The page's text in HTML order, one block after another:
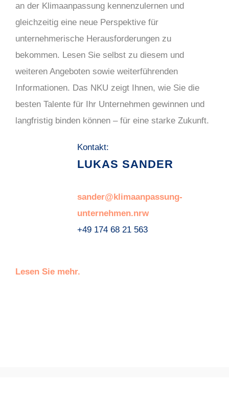
an der Klimaanpassung kennenzulernen und
gleichzeitig eine neue Perspektive für
unternehmerische Herausforderungen zu
bekommen. Lesen Sie selbst zu diesem und
weiteren Angeboten sowie weiterführenden
Informationen. Das NKU zeigt Ihnen, wie Sie die
besten Talente für Ihr Unternehmen gewinnen und
langfristig binden können – für eine starke Zukunft.
Kontakt:
LUKAS SANDER
sander@klimaanpassung-
unternehmen.nrw
+49 174 68 21 563
Lesen Sie mehr.